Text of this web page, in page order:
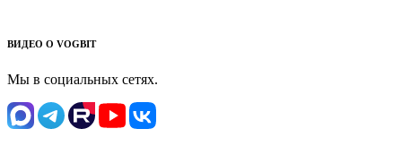
ВИДЕО О VOGBIT
Мы в социальных сетях.